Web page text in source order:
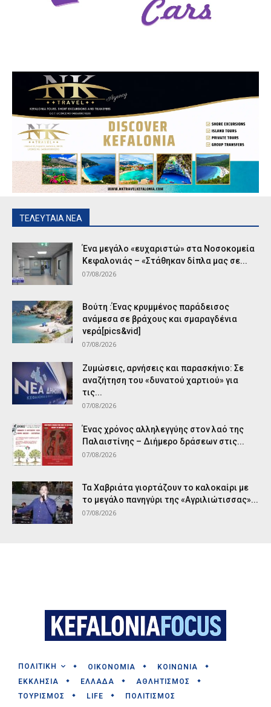
ΤΕΛΕΥΤΑΙΑ ΝΕΑ
Ένα μεγάλο «ευχαριστώ» στα Νοσοκομεία
Κεφαλονιάς – «Στάθηκαν δίπλα μας σε...
07/08/2026
Βούτη :Ένας κρυμμένος παράδεισος
ανάμεσα σε βράχους και σμαραγδένια
νερά[pics&vid]
07/08/2026
Ζυμώσεις, αρνήσεις και παρασκήνιο: Σε
αναζήτηση του «δυνατού χαρτιού» για
τις...
07/08/2026
Ένας χρόνος αλληλεγγύης στον λαό της
Παλαιστίνης – Διήμερο δράσεων στις...
07/08/2026
Τα Χαβριάτα γιορτάζουν το καλοκαίρι με
το μεγάλο πανηγύρι της «Αγριλιώτισσας»...
07/08/2026
ΠΟΛΙΤΙΚΗ ΟΙΚΟΝΟΜΙΑ
ΚΟΙΝΩΝΙΑ
ΕΚΚΛΗΣΙΑ
ΕΛΛΑΔΑ
ΑΘΛΗΤΙΣΜΟΣ
ΤΟΥΡΙΣΜΟΣ
LIFE ΠΟΛΙΤΙΣΜΟΣ